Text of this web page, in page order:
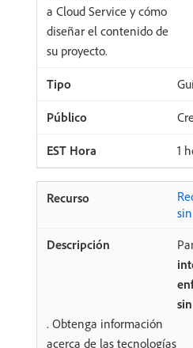
a Cloud Service y cómo
diseñar el contenido de
su proyecto.
1
. Obtenga información
acerca de las tecnologías